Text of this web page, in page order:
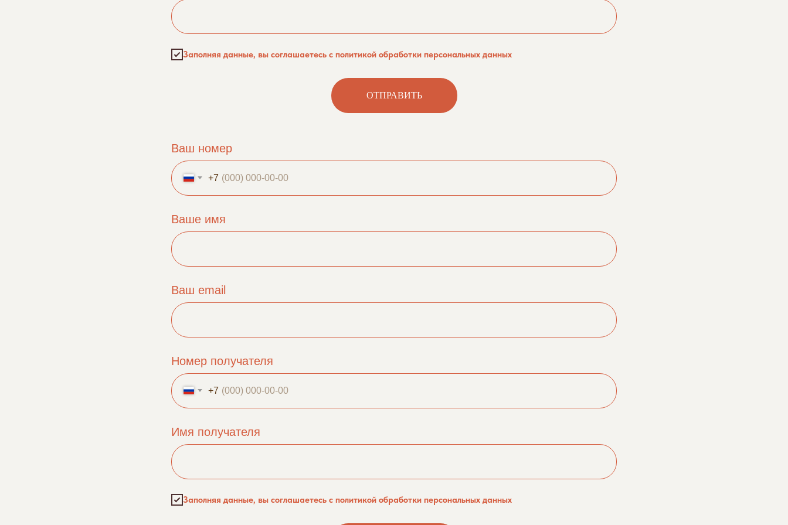
Заполняя данные, вы соглашаетесь с политикой обработки персональных данных
ОТПРАВИТЬ
Ваш номер
+7
Ваше имя
Ваш email
Номер получателя
+7
Имя получателя
Заполняя данные, вы соглашаетесь с политикой обработки персональных данных